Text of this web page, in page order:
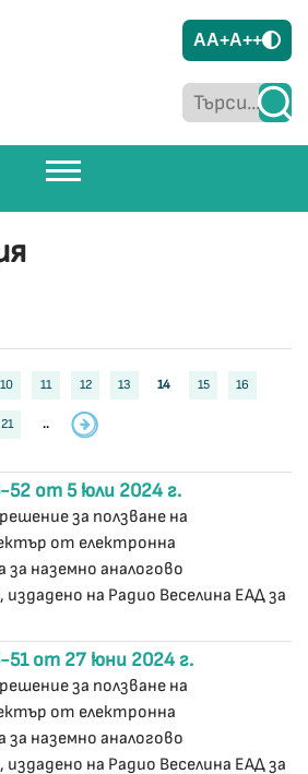
AA+A++
10 11 12 13 14 15 16
21 ..
от 5 юли 2024 г.
за ползване на
от електронна
наземно аналогово
на Радио Веселина ЕАД за
от 27 юни 2024 г.
за ползване на
от електронна
наземно аналогово
на Радио Веселина ЕАД за